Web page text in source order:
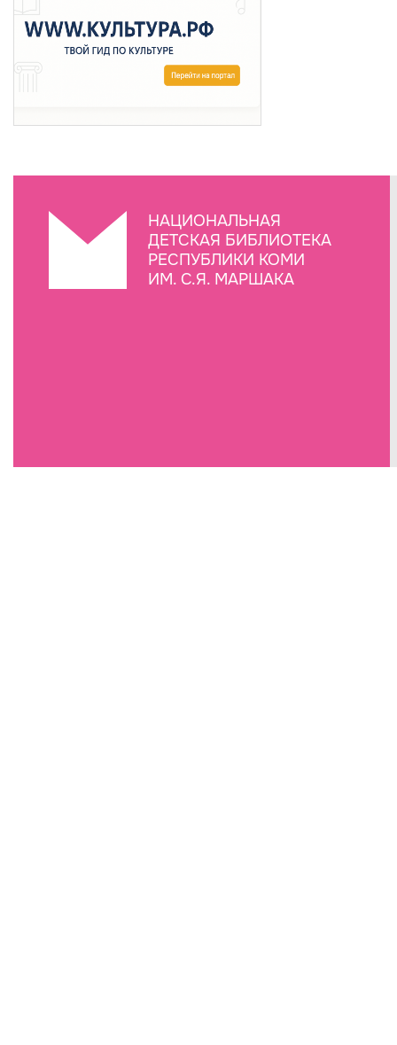
НАЦИОНАЛЬНАЯ
ДЕТСКАЯ БИБЛИОТЕКА
РЕСПУБЛИКИ КОМИ
ИМ. С.Я. МАРШАКА